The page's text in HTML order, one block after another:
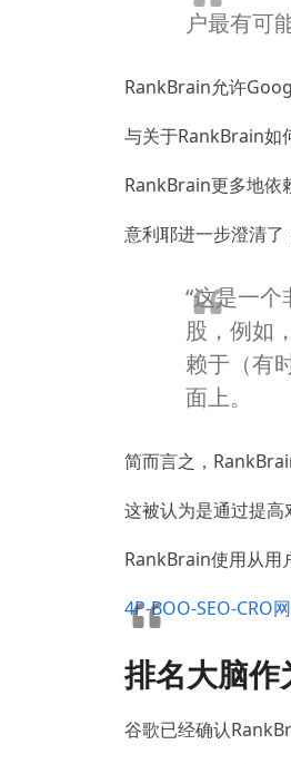
户最有可
RankBrain允许
与关于RankBrain如
RankBrain更多地依
意利耶进一步澄清了
“这是一
股，例如
赖于（有
面上。
简而言之，
这被认为是通过提高
RankBrain使用从用
4P-BOO-SEO-CRO
排名大脑
谷歌已经确认